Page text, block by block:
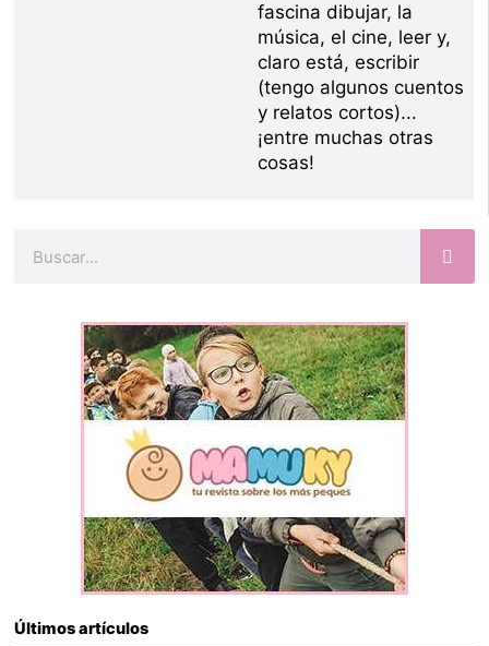
fascina dibujar, la
música, el cine, leer y,
claro está, escribir
(tengo algunos cuentos
y relatos cortos)...
¡entre muchas otras
cosas!
Últimos artículos